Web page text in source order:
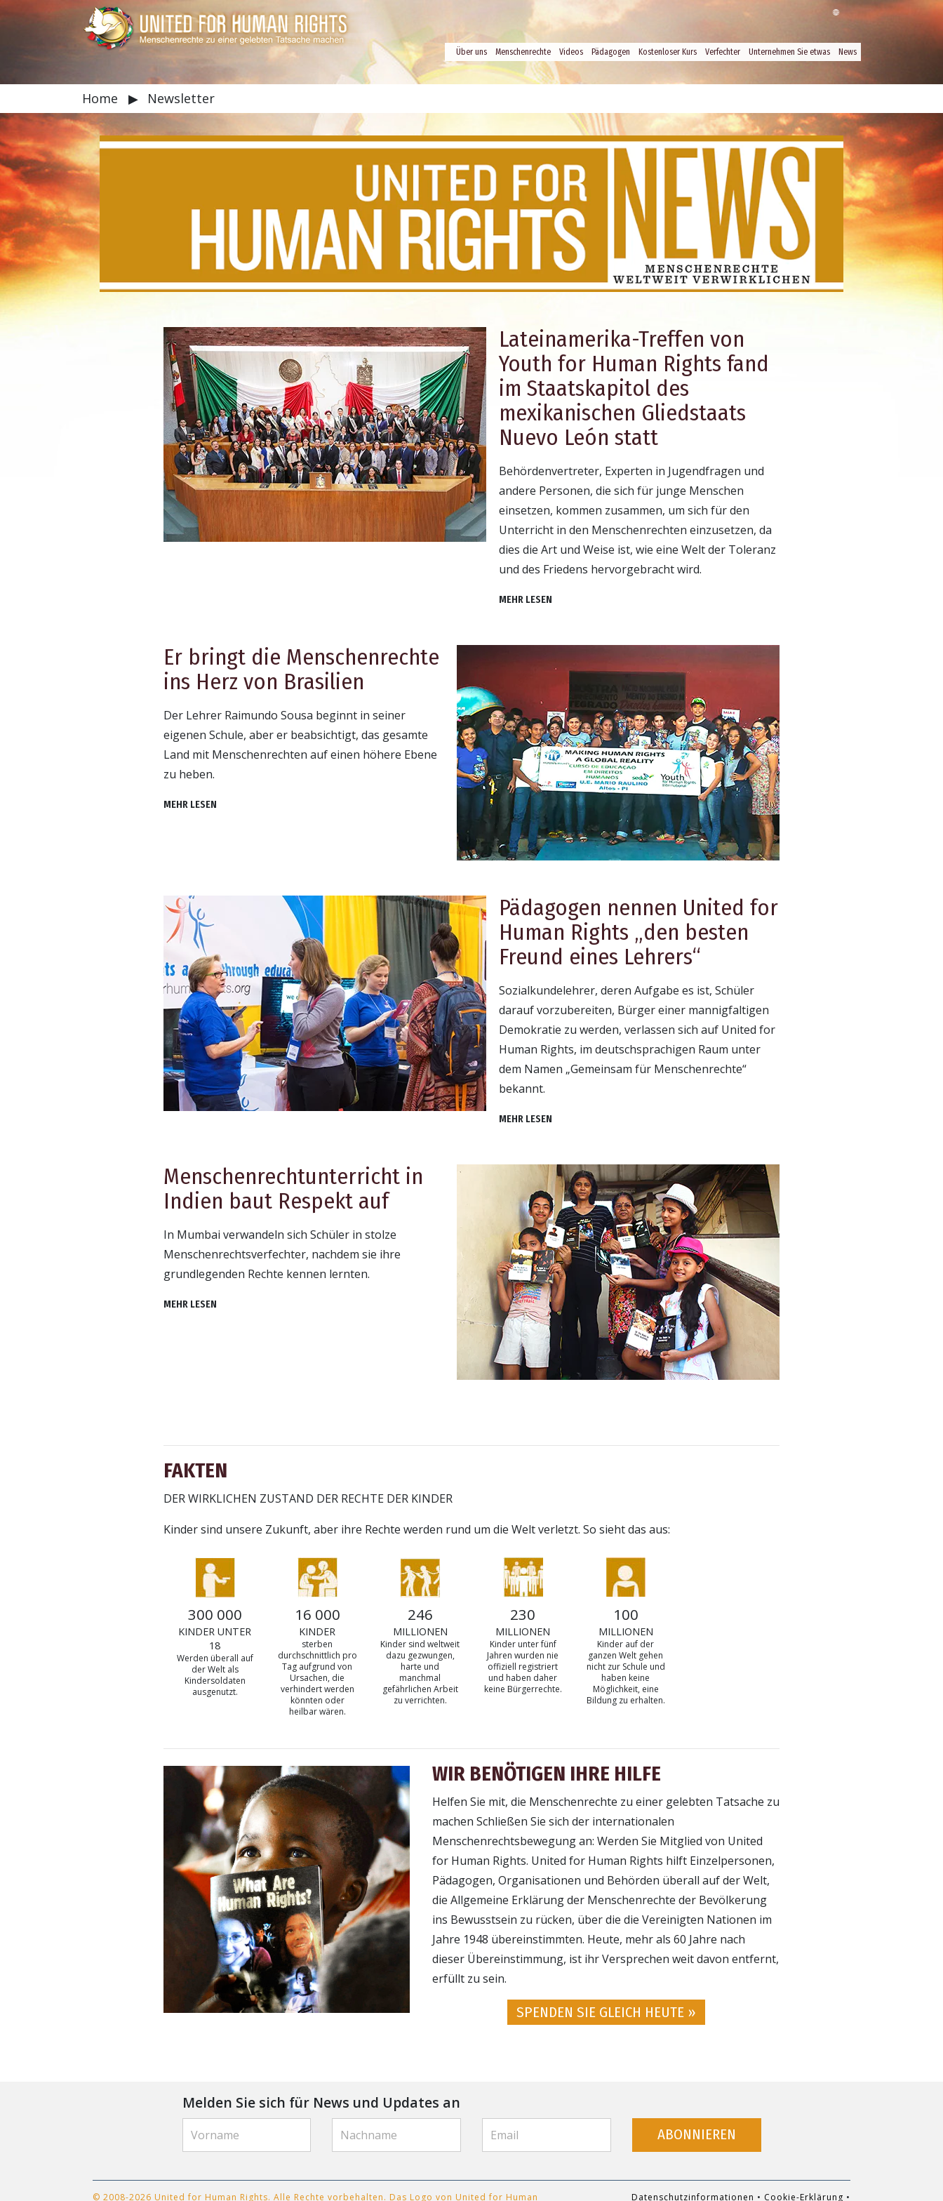
Über uns Menschenrechte Videos Pädagogen Kostenloser Kurs Verfechter Unternehmen Sie etwas News
Home ▶ Newsletter
Lateinamerika-Treffen von
Youth for Human Rights fand
im Staatskapitol des
mexikanischen Gliedstaats
Nuevo León statt
Behördenvertreter, Experten in Jugendfragen und
andere Personen, die sich für junge Menschen
einsetzen, kommen zusammen, um sich für den
Unterricht in den Menschenrechten einzusetzen, da
dies die Art und Weise ist, wie eine Welt der Toleranz
und des Friedens hervorgebracht wird.
MEHR LESEN
Er bringt die Menschenrechte
ins Herz von Brasilien
Der Lehrer Raimundo Sousa beginnt in seiner
eigenen Schule, aber er beabsichtigt, das gesamte
Land mit Menschenrechten auf einen höhere Ebene
zu heben.
MEHR LESEN
Pädagogen nennen United for
Human Rights „den besten
Freund eines Lehrers“
Sozialkundelehrer, deren Aufgabe es ist, Schüler
darauf vorzubereiten, Bürger einer mannigfaltigen
Demokratie zu werden, verlassen sich auf United for
Human Rights, im deutschsprachigen Raum unter
dem Namen „Gemeinsam für Menschenrechte“
bekannt.
MEHR LESEN
Menschenrechtunterricht in
Indien baut Respekt auf
In Mumbai verwandeln sich Schüler in stolze
Menschenrechtsverfechter, nachdem sie ihre
grundlegenden Rechte kennen lernten.
MEHR LESEN
FAKTEN
DER WIRKLICHEN ZUSTAND DER RECHTE DER KINDER
Kinder sind unsere Zukunft, aber ihre Rechte werden rund um die Welt verletzt. So sieht das aus:
300 000
KINDER UNTER
18
Werden überall auf
der Welt als
Kindersoldaten
ausgenutzt.
16 000
KINDER
sterben
durchschnittlich pro
Tag aufgrund von
Ursachen, die
verhindert werden
könnten oder
heilbar wären.
246
MILLIONEN
Kinder sind weltweit
dazu gezwungen,
harte und
manchmal
gefährlichen Arbeit
zu verrichten.
230
MILLIONEN
Kinder unter fünf
Jahren wurden nie
offiziell registriert
und haben daher
keine Bürgerrechte.
100
MILLIONEN
Kinder auf der
ganzen Welt gehen
nicht zur Schule und
haben keine
Möglichkeit, eine
Bildung zu erhalten.
WIR BENÖTIGEN IHRE HILFE
Helfen Sie mit, die Menschenrechte zu einer gelebten Tatsache zu
machen Schließen Sie sich der internationalen
Menschenrechtsbewegung an: Werden Sie Mitglied von United
for Human Rights. United for Human Rights hilft Einzelpersonen,
Pädagogen, Organisationen und Behörden überall auf der Welt,
die Allgemeine Erklärung der Menschenrechte der Bevölkerung
ins Bewusstsein zu rücken, über die die Vereinigten Nationen im
Jahre 1948 übereinstimmten. Heute, mehr als 60 Jahre nach
dieser Übereinstimmung, ist ihr Versprechen weit davon entfernt,
erfüllt zu sein.
SPENDEN SIE GLEICH HEUTE »
Melden Sie sich für News und Updates an
ABONNIEREN
© 2008-2026 United for Human Rights. Alle Rechte vorbehalten. Das Logo von United for Human Datenschutzinformationen • Cookie-Erklärung •